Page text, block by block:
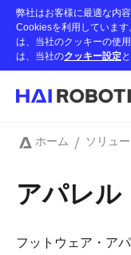
Skip
main
content
弊社はお客様に最適な内
Cookiesを利用していま
は、当社のクッキーの使
は、当社のクッキー設定と
パ
く
ホーム ソリュ
アパレル
フットウェア・ア